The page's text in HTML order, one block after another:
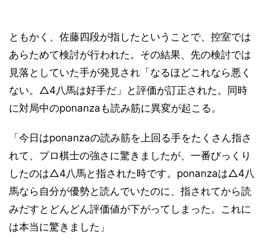
ともかく、佐藤四段が指したということで、控室では
あらためて検討が行われた。その結果、先の検討では
見落としていた手が発見され「なるほどこれなら悪く
ない。△4八馬は好手だ」と評価が訂正された。同時
に対局中のponanzaも読み筋に異変が起こる。
「今日はponanzaの読み筋を上回る手をたくさん指さ
れて、プロ棋士の強さに驚きましたが、一番びっくり
したのは△4八馬と指された時です。ponanzaは△4八
馬なら自分が優勢と読んでいたのに、指されてから読
みだすとどんどん評価値が下がってしまった。これに
は本当に驚きました」